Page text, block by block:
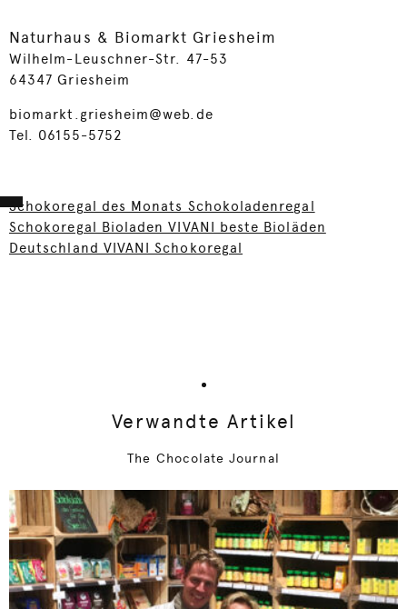
Naturhaus & Biomarkt Griesheim
Wilhelm-Leuschner-Str. 47-53
64347 Griesheim
biomarkt.griesheim@web.de
Tel. 06155-5752
Schokoregal des Monats Schokoladenregal
Schokoregal Bioladen VIVANI beste Bioläden
Deutschland VIVANI Schokoregal
Verwandte Artikel
The Chocolate Journal